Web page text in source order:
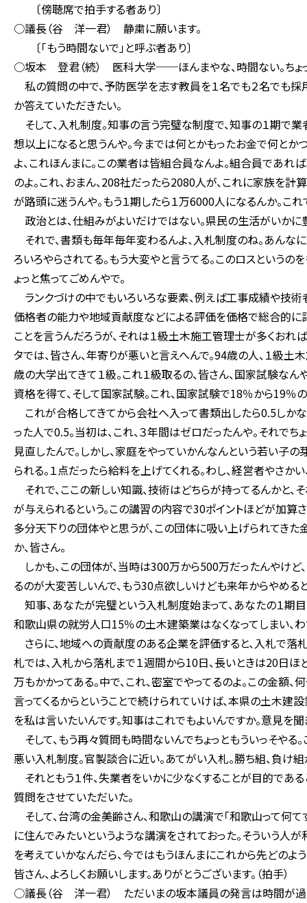
〔傍聴席で拍手する者あり〕
○議長（谷 洋一君） 静粛に願います。
〔「もう時間ないで」と呼ぶ者あり〕
○坂本 登君（続） 医科大学──ほんまやな、時間ない。ちょっ
私の質問の中で、予防医学を志す教員を１名でも２名でも採
か答えていただきたい。
そして、入札制度。知事の言う完璧な制度で、知事の１期で
想以上になると思うんや。今までは何とかもったお金で何とか
よ、これほんまに。この業者は皆組合員なんよ。組合員であれ
のよ。これ、おまん、208社だったら2080人が、これに家族を
が路頭に迷うんや。もう１期したら１万6000人になるんか。こ
政治とは、仕組みがよいだけではない。県民の生活がいかに
それで、書類も毎年毎年変わるんよ、入札制度のね。あんな
ろいろやらされてる。もう大変やと言うてる。このロスというの
ょっと焦ってごめんやで。
ランクづけの中でもいろいろな要素、例えば工事成績や技
価格者の能力や地域貢献度などによる評価を価格で総合的に
ことを言うんだろうが、それは１級土木施工管理士が多くおれ
タでは、皆さん、年寄りが悪いと言えへんで。94歳の人、１級
歳の大学出てきて１級。これ１級取るの、皆さん、国家試験な
資格を得て、そして国家試験。これ、国家試験で18％から19％
これが合格してきてから会社へ入って書類出したら0.5しかな
った人で0.5。当初は、これ、３年間はゼロだったんや。それで
見直したんで。しかし、家庭をやっていかんなんという若い子
られる。１点だったら給料を上げてくれる。わし、経営者やさか
それで、ここの新しい知識、技術はどちらが持ってるんかと、
が与えられるという。この講習の内容で30ポイントほどが加算
多分天下りの団体やと思うが、この団体に吸い上げられてき
か、皆さん。
しかも、この団体が、当時は300万から500万だったんやけ
るのが大変苦しいんで、もう30点欲しいけども来年からやめる
知事、あなたが完璧という入札制度始まって、あなたの１期
和歌山県の就労人口15％の土木建築業はなくなってしまい、
さらに、地域への貢献度のある企業を評価すると、入札で
札では、入札から落札まで１週間から10日、長いときは20日ほ
万もかかってある。中で、これ、密室でやってるのよ。この金額
言ってくるからということで続けられていけば、本県の土木建
を私は言いたいんです。知事はこれでもよいんですか。意見を聞
そして、もう再々質問も時間ないんでちょっともういっそやる
悪い入札制度。官製談合に近い。あてがい入札。勝ち組、負け
それともう１件、失業者をいかに少なくすることが目的であ
質問をさせていただいた。
そして、台湾の金美齢さん、和歌山の講演で「和歌山って何て
に住んでみたいというような講演をされておった。そういう
を考えていかなんだら、今ではもうほんまにこれから先どのよ
皆さん、よろしくお願いします。ありがとうございます。（拍手）
○議長（谷 洋一君） ただいまの坂本議員の発言は時間が過